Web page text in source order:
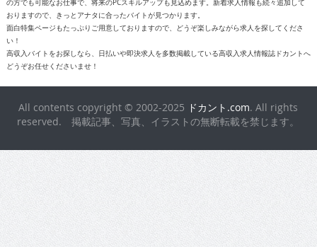
い！
高収入バイトをお探しなら、日払いや即決求人を多数掲載している高収入求人情報誌ドカントへ
どうぞお任せくださいませ！
All contents copyright © 2002-2025
reserved. 掲載記事、写真、イラストの無断転載を禁じます。